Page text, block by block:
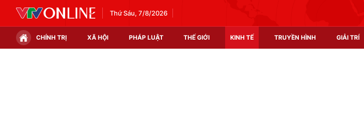
Thứ Sáu, 7/8/2026
CHÍNH TRỊ XÃ HỘI PHÁP LUẬT THẾ GIỚI KINH TẾ TRUYỀN HÌNH GIẢI TRÍ